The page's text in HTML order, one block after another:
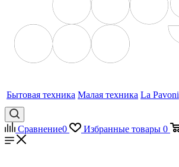
Бытовая техника Малая техника La Pavoni
Сравнение0 Избранные товары 0